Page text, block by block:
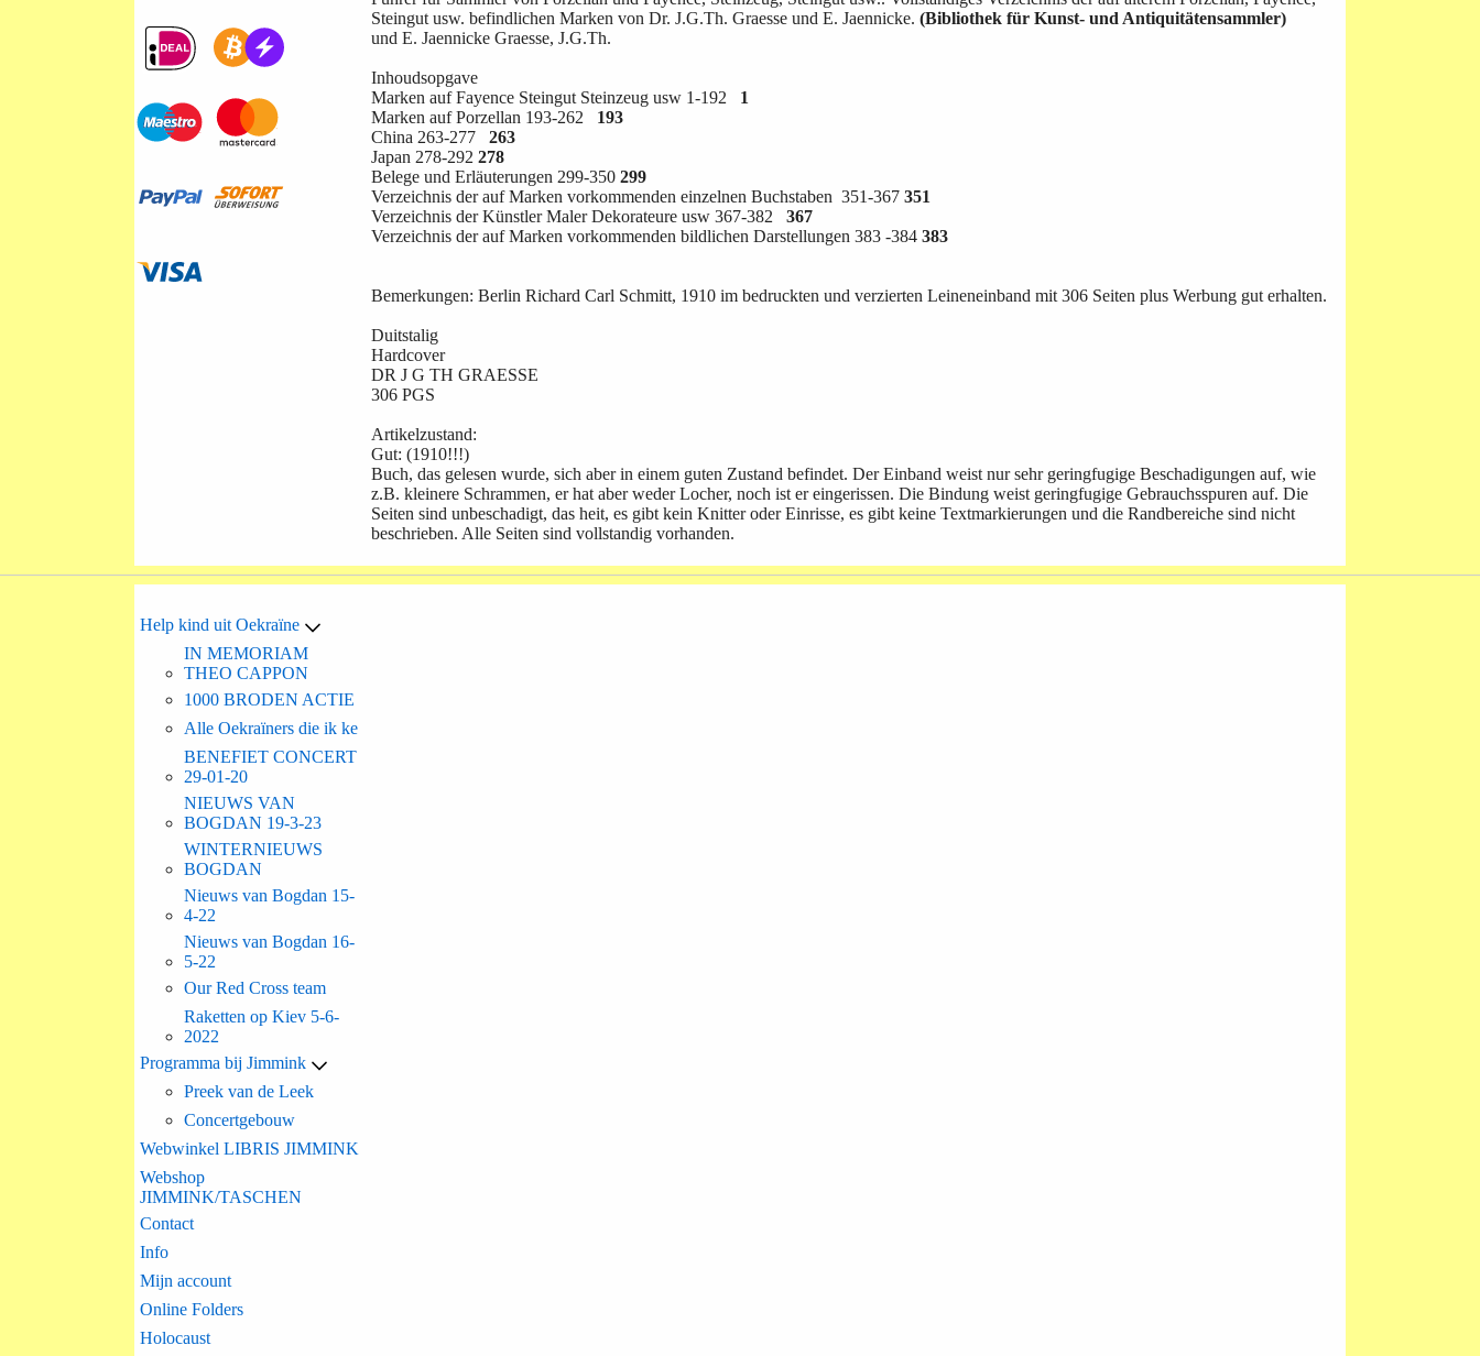
Steingut usw. befindlichen Marken von Dr. J.G.Th. Graesse und E. Jaennicke. (Bibliothek für Kunst- und Antiquitätensammler)
und E. Jaennicke Graesse, J.G.Th.
Inhoudsopgave
Marken auf Fayence Steingut Steinzeug usw 1-192 1
Marken auf Porzellan 193-262 193
China 263-277 263
Japan 278-292 278
Belege und Erläuterungen 299-350 299
Verzeichnis der auf Marken vorkommenden einzelnen Buchstaben 351-367 351
Verzeichnis der Künstler Maler Dekorateure usw 367-382 367
Verzeichnis der auf Marken vorkommenden bildlichen Darstellungen 383 -384 383
Bemerkungen: Berlin Richard Carl Schmitt, 1910 im bedruckten und verzierten Leineneinband mit 306 Seiten plus Werbung gut erhalten.
Duitstalig
Hardcover
DR J G TH GRAESSE
306 PGS
Artikelzustand:
Gut: (1910!!!)
Buch, das gelesen wurde, sich aber in einem guten Zustand befindet. Der Einband weist nur sehr geringfugige Beschadigungen auf, wie
z.B. kleinere Schrammen, er hat aber weder Locher, noch ist er eingerissen. Die Bindung weist geringfugige Gebrauchsspuren auf. Die
Seiten sind unbeschadigt, das heit, es gibt kein Knitter oder Einrisse, es gibt keine Textmarkierungen und die Randbereiche sind nicht
beschrieben. Alle Seiten sind vollstandig vorhanden.
Help kind uit Oekraïne
IN MEMORIAM
THEO CAPPON
1000 BRODEN ACTIE
Alle Oekraïners die ik ke
BENEFIET CONCERT
29-01-20
NIEUWS VAN
BOGDAN 19-3-23
WINTERNIEUWS
BOGDAN
Nieuws van Bogdan 15-
4-22
Nieuws van Bogdan 16-
5-22
Our Red Cross team
Raketten op Kiev 5-6-
2022
Programma bij Jimmink
Preek van de Leek
Concertgebouw
Webwinkel LIBRIS JIMMINK
Webshop
JIMMINK/TASCHEN
Contact
Info
Mijn account
Online Folders
Holocaust